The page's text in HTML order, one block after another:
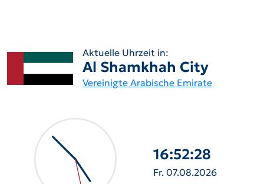
Aktuelle Uhrzeit in:
Al Shamkhah City
Vereinigte Arabische Emirate
16:52:29
Fr. 07.08.2026